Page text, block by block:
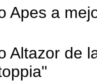
Apes a
Altazor de